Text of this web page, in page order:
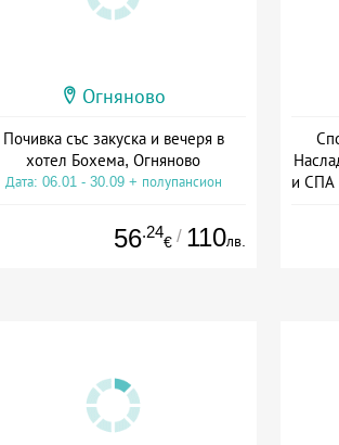
Огняново
Почивка със закуска и вечеря в
хотел Бохема, Огняново
Дата: 06.01 - 30.09 + полупансион
56.24
€ / 110лв.
и СПА